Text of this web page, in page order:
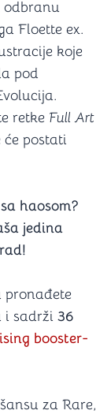
odbranu
Floette ex.
koje
pod
retke Full Art
će postati
haosom?
jedina
pronađete
i sadrži 36
booster-
za Rare,